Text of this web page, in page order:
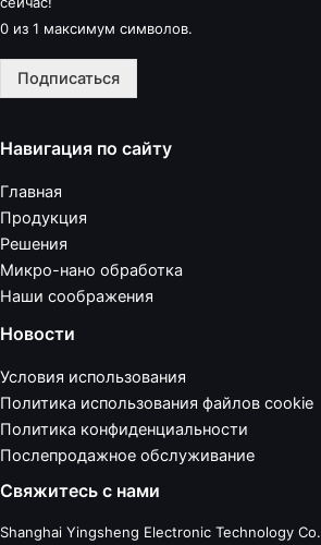
0 из 1 максимум символов.
Подписаться
Навигация по сайту
Главная
Продукция
Решения
Микро-нано обработка
Наши соображения
Новости
Условия использования
Политика использования файлов cookie
Политика конфиденциальности
Послепродажное обслуживание
Свяжитесь с нами
Shanghai Yingsheng Electronic Technology Co.